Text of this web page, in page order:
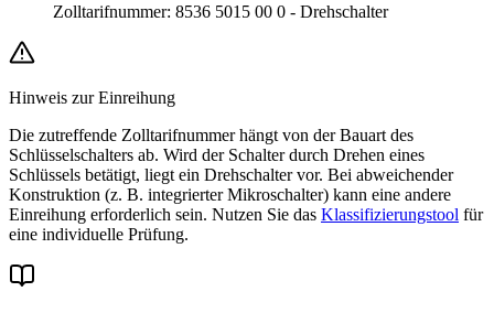
Zolltarifnummer: 8536 5015 00 0 - Drehschalter
Hinweis zur Einreihung
Die zutreffende Zolltarifnummer hängt von der Bauart des
Schlüsselschalters ab. Wird der Schalter durch Drehen eines
Schlüssels betätigt, liegt ein Drehschalter vor. Bei abweichender
Konstruktion (z. B. integrierter Mikroschalter) kann eine andere
Einreihung erforderlich sein. Nutzen Sie das Klassifizierungstool für
eine individuelle Prüfung.